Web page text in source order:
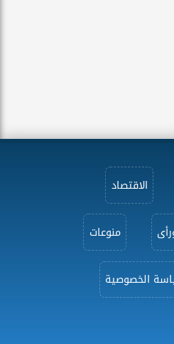
الاقتصاد
منوعات
الخصوصية